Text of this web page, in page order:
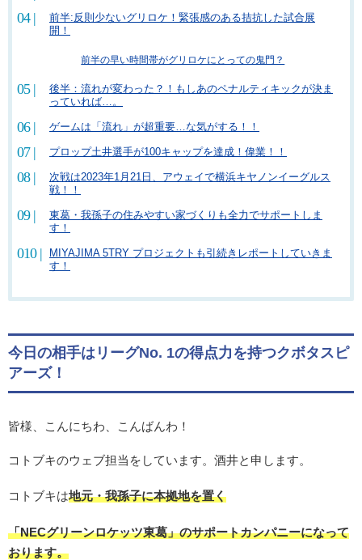
前半:反則少ないグリロケ！緊張感のある拮抗した試合展
開！
前半の早い時間帯がグリロケにとっての鬼門？
後半：流れが変わった？！もしあのペナルティキックが決ま
っていれば…。
ゲームは「流れ」が超重要…な気がする！！
プロップ土井選手が100キャップを達成！偉業！！
次戦は2023年1月21日、アウェイで横浜キヤノンイーグルス
戦！！
東葛・我孫子の住みやすい家づくりも全力でサポートしま
す！
MIYAJIMA 5TRY プロジェクトも引続きレポートしていきま
す！
今日の相手はリーグNo. 1の得点力を持つクボタスピ
アーズ！
皆様、こんにちわ、こんばんわ！
コトブキのウェブ担当をしています。酒井と申します。
コトブキは地元・我孫子に本拠地を置く
「NECグリーンロケッツ東葛」のサポートカンパニーになって
おります。